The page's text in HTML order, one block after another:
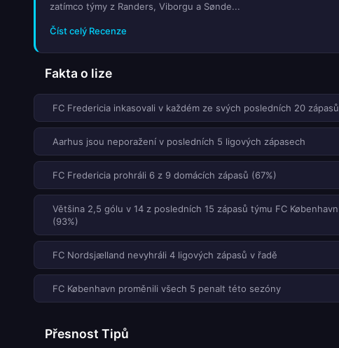
zatímco týmy z Randers, Viborgu a Sønde...
Číst celý Recenze
Fakta o lize
FC Fredericia inkasovali v každém ze svých posledních 20 zápasů
Aarhus jsou neporažení v posledních 5 ligových zápasech
FC Fredericia prohráli 6 z 9 domácích zápasů (67%)
Většina 2,5 gólu v 14 z posledních 15 zápasů týmu FC København
(93%)
FC Nordsjælland nevyhráli 4 ligových zápasů v řadě
FC København proměnili všech 5 penalt této sezóny
Přesnost Tipů